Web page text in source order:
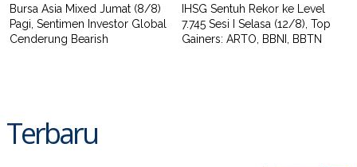
Bursa Asia Mixed Jumat (8/8)
Pagi, Sentimen Investor Global
Cenderung Bearish
IHSG Sentuh Rekor ke Level
7.745 Sesi I Selasa (12/8), Top
Gainers: ARTO, BBNI, BBTN
Terbaru